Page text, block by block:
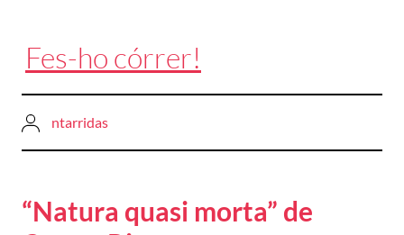
Fes-ho córrer!
ntarridas
“Natura quasi morta” de